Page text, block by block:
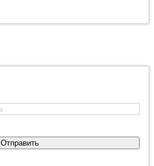
Отправить